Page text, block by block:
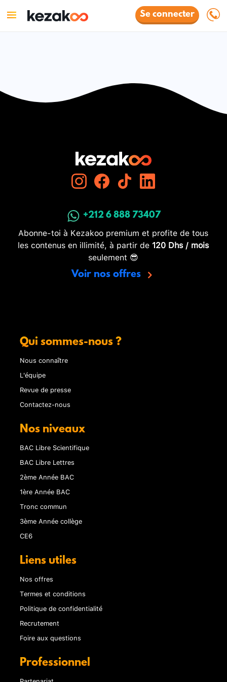
Se connecter
+212 6 888 73407
Abonne-toi à Kezakoo premium et profite de tous
les contenus en illimité, à partir de 120 Dhs / mois
seulement 😎
Voir nos offres
Qui sommes-nous ?
Nous connaître
L'équipe
Revue de presse
Contactez-nous
Nos niveaux
BAC Libre Scientifique
BAC Libre Lettres
2ème Année BAC
1ère Année BAC
Tronc commun
3ème Année collège
CE6
Liens utiles
Nos offres
Termes et conditions
Politique de confidentialité
Recrutement
Foire aux questions
Professionnel